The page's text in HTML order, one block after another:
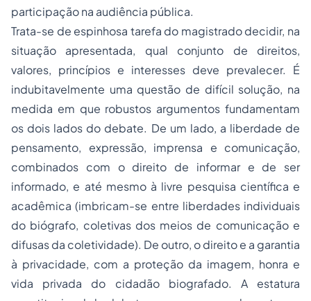
participação na audiência pública.
Trata-se de espinhosa tarefa do magistrado decidir, na
situação apresentada, qual conjunto de direitos,
valores, princípios e interesses deve prevalecer. É
indubitavelmente uma questão de difícil solução, na
medida em que robustos argumentos fundamentam
os dois lados do debate. De um lado, a liberdade de
pensamento, expressão, imprensa e comunicação,
combinados com o direito de informar e de ser
informado, e até mesmo à livre pesquisa científica e
acadêmica (imbricam-se entre liberdades individuais
do biógrafo, coletivas dos meios de comunicação e
difusas da coletividade). De outro, o direito e a garantia
à privacidade, com a proteção da imagem, honra e
vida privada do cidadão biografado. A estatura